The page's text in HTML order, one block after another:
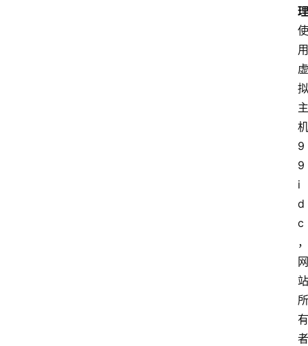
理
使
用
虚
拟
主
机
9
9
i
d
c
，
网
站
所
有
者